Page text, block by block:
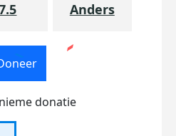
Anders
donatie